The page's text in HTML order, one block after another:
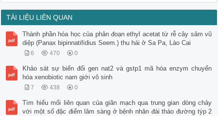
TÀI LIỆU LIÊN QUAN
Thành phần hóa học của phân đoạn ethyl acetat từ rễ cây sâm vũ
diệp (Panax bipinnatifidius Seem.) thu hái ở Sa Pa, Lào Cai
6 470 0
Khảo sát sự biến đổi gen nat2 và gstp1 mã hóa enzym chuyển
hóa xenobiotic nam giới vô sinh
7 438 0
Tìm hiểu mối liên quan của giãn mạch qua trung gian dòng chảy
với một số đặc điểm lâm sàng ở bệnh nhân đái tháo đường týp 2